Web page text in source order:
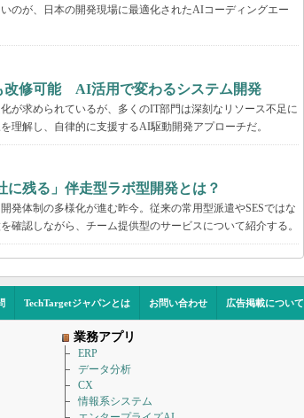
のが、日本の開発現場に最適化されたAIコーディングエー
改修可能 AI活用で変わるシステム開発
が求められているが、多くのIT部門は深刻なリソース不足に
理解し、自律的に支援するAI駆動開発アプローチだ。
残る」伴走型ラボ型開発とは？
発体制の多様化が進む昨今。従来の常用型派遣やSESではな
確認しながら、チーム提供型のサービスについて紹介する。
TechTargetジャパンとは お問い合わせ 広告掲載について
業務アプリ
ERP
データ分析
CX
情報系システム